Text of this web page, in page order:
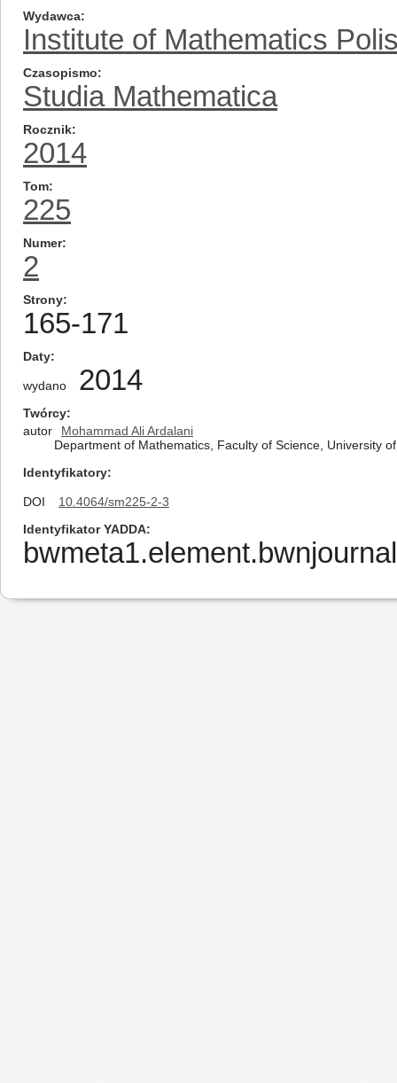
Wydawca
Institute of Mathematics
Czasopismo
Studia Mathematica
Rocznik
2014
Tom
225
Numer
2
Strony
165-171
Daty
wydano 2014
Twórcy
autor
Mohammad Ali Ardalani
Department of Mathematics, Faculty of Science, University
Identyfikatory
DOI
10.4064/sm225-2-3
Identyfikator YADDA